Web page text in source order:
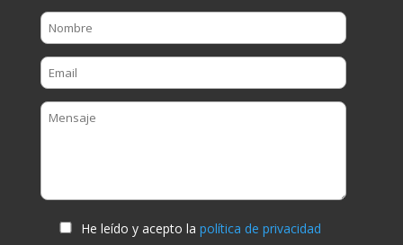
He leído y acepto la política de privacidad